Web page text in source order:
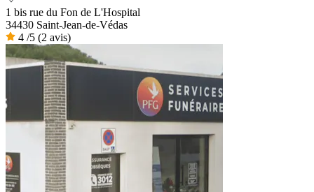
1 bis rue du Fon de L'Hospital
34430 Saint-Jean-de-Védas
4 /5 (2 avis)